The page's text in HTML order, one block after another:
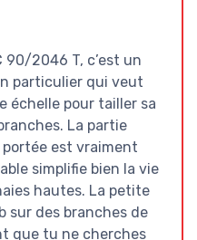
90/2046 T, c’est un
particulier qui veut
échelle pour tailler sa
La partie
est vraiment
simplifie bien la vie
hautes. La petite
sur des branches de
que tu ne cherches